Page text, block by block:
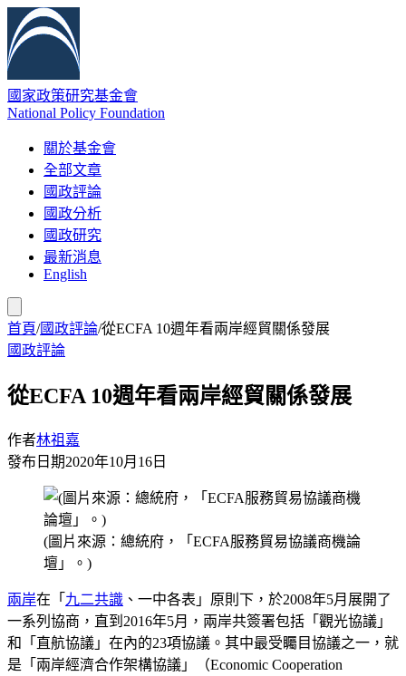
國家政策研究基金會
National Policy Foundation
關於基金會
全部文章
國政評論
國政分析
國政研究
最新消息
English
首頁/國政評論/從ECFA 10週年看兩岸經貿關係發展
國政評論
從ECFA 10週年看兩岸經貿關係發展
作者林祖嘉
發布日期2020年10月16日
(圖片來源：總統府，「ECFA服務貿易協議商機論
壇」。)
兩岸在「 九二共識 、一中各表」原則下，於2008年5月展開了
一系列協商，直到2016年5月，兩岸共簽署包括「觀光協議」
和「直航協議」在內的23項協議。其中最受矚目協議之一，就
是「兩岸經濟合作架構協議」（Economic Cooperation